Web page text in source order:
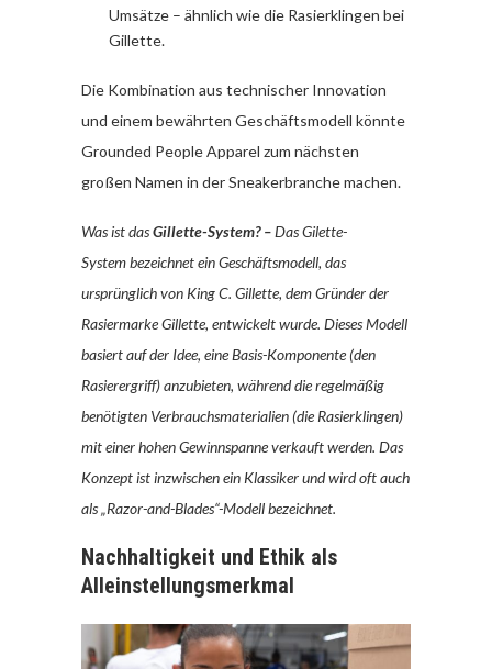
Umsätze – ähnlich wie die Rasierklingen bei
Gillette.
Die Kombination aus technischer Innovation
und einem bewährten Geschäftsmodell könnte
Grounded People Apparel zum nächsten
großen Namen in der Sneakerbranche machen.
Was ist dasGillette-System? –Das Gilette-
System bezeichnet ein Geschäftsmodell, das
ursprünglich von King C. Gillette, dem Gründer der
Rasiermarke Gillette, entwickelt wurde. Dieses Modell
basiert auf der Idee, eine Basis-Komponente (den
Rasierergriff) anzubieten, während die regelmäßig
benötigten Verbrauchsmaterialien (die Rasierklingen)
mit einer hohen Gewinnspanne verkauft werden. Das
Konzept ist inzwischen ein Klassiker und wird oft auch
als „Razor-and-Blades“-Modell bezeichnet.
Nachhaltigkeit und Ethik als
Alleinstellungsmerkmal